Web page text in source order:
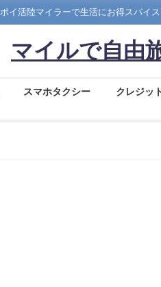
ポイ活陸マイラーで生活にお得スパイス
マイルで自由
スマホタクシー クレジッ